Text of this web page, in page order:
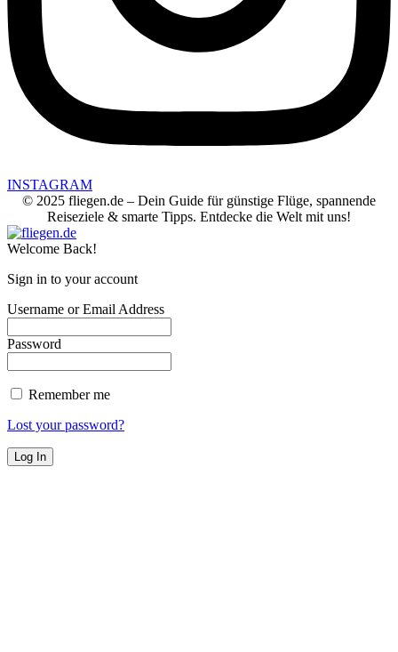
INSTAGRAM
© 2025 fliegen.de – Dein Guide für günstige Flüge, spannende
Reiseziele & smarte Tipps. Entdecke die Welt mit uns!
Welcome Back!
Sign in to your account
Username or Email Address
Password
Remember me
Lost your password?